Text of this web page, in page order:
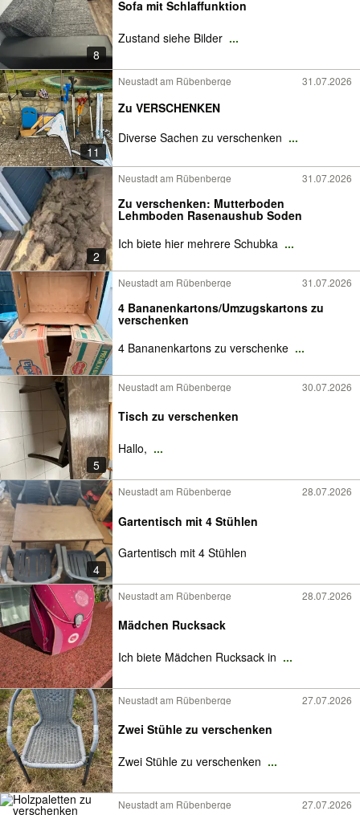
8
Sofa mit Schlaffunktion
Zustand siehe Bilder ...
11
Neustadt am Rübenberge 31.07.2026
Zu VERSCHENKEN
Diverse Sachen zu verschenken ...
2
Neustadt am Rübenberge 31.07.2026
Zu verschenken: Mutterboden
Lehmboden Rasenaushub Soden
Ich biete hier mehrere Schubka ...
Neustadt am Rübenberge 31.07.2026
4 Bananenkartons/Umzugskartons zu
verschenken
4 Bananenkartons zu verschenke ...
5
Neustadt am Rübenberge 30.07.2026
Tisch zu verschenken
Hallo, ...
4
Neustadt am Rübenberge 28.07.2026
Gartentisch mit 4 Stühlen
Gartentisch mit 4 Stühlen
Neustadt am Rübenberge 28.07.2026
Mädchen Rucksack
Ich biete Mädchen Rucksack in ...
Neustadt am Rübenberge 27.07.2026
Zwei Stühle zu verschenken
Zwei Stühle zu verschenken ...
Neustadt am Rübenberge 27.07.2026